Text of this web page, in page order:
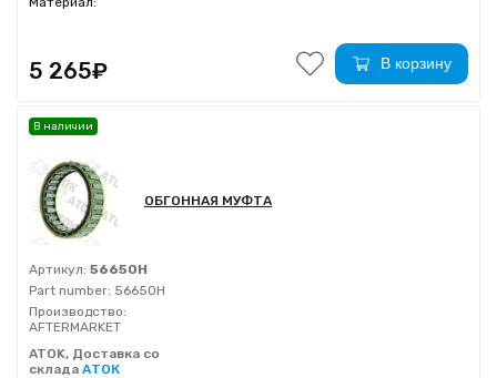
5 265₽ В корзину
ОБГОННАЯ МУФТА
Артикул: 56650H
Part number: 56650H
Производство:
AFTERMARKET
ATOK, Доставка со
склада АТОК
В наличии